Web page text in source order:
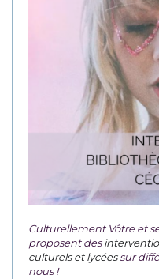
Culturellement Vôtre et
proposent des
culturels et lycéessur
nous !